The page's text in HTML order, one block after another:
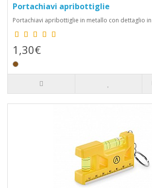
Portachiavi apribottiglie
Portachiavi apribottiglie in metallo con dettaglio
1,30€